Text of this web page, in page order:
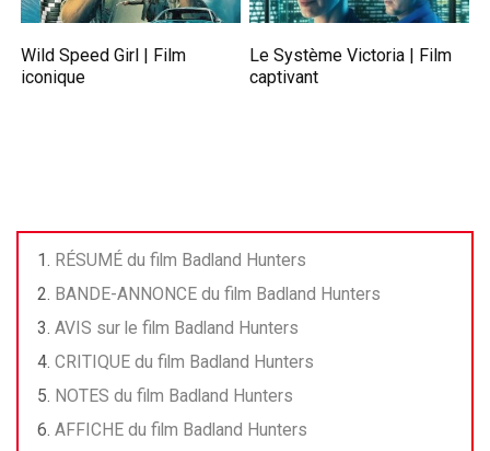
Wild Speed Girl | Film
iconique
Le Système Victoria | Film
captivant
RÉSUMÉ du film Badland Hunters
BANDE-ANNONCE du film Badland Hunters
AVIS sur le film Badland Hunters
CRITIQUE du film Badland Hunters
NOTES du film Badland Hunters
AFFICHE du film Badland Hunters